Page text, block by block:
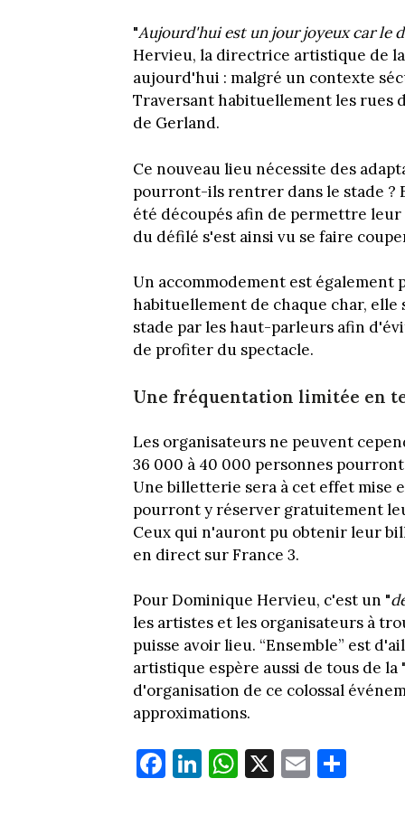
"Aujourd'hui est un jour joyeux car le
Hervieu, la directrice artistique de
aujourd'hui : malgré un contexte
Traversant habituellement les rues
de Gerland.
Ce nouveau lieu nécessite des
pourront-ils rentrer dans le stade ?
été découpés afin de permettre leur
du défilé s'est ainsi vu se faire
Un accommodement est également
habituellement de chaque char,
stade par les haut-parleurs afin
de profiter du spectacle.
Une fréquentation limitée en
Les organisateurs ne peuvent
36 000 à 40 000 personnes
Une billetterie sera à cet effet mise
pourront y réserver gratuitement
Ceux qui n'auront pu obtenir leur
en direct sur France 3.
Pour Dominique Hervieu, c'est un "
les artistes et les organisateurs à
puisse avoir lieu. “Ensemble” est
artistique espère aussi de tous de la "
d'organisation de ce colossal
approximations.
Fa
ce
Li
nk
W
ha
X E
m